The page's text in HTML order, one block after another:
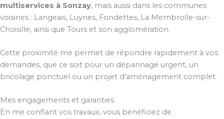
multiservices à Sonzay, mais aussi dans les communes
voisines : Langeais, Luynes, Fondettes, La Membrolle-sur-
Choisille, ainsi que Tours et son agglomération.
Cette proximité me permet de répondre rapidement à vos
demandes, que ce soit pour un dépannage urgent, un
bricolage ponctuel ou un projet d’aménagement complet.
Mes engagements et garanties
En me confiant vos travaux, vous bénéficiez de :